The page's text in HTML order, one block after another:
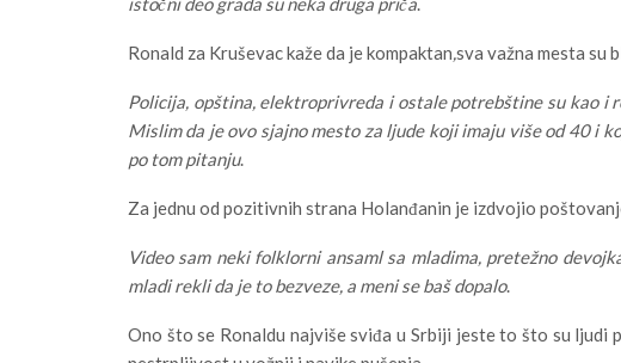
Ronald za Kruševac kaže da je kompaktan,sva važna mesta su
Policija, opština, elektroprivreda i ostale potrebštine su kao i
Mislim da je ovo sjajno mesto za ljude koji imaju više od 40 i
po tom pitanju.
Za jednu od pozitivnih strana Holanđanin je izdvojio
Video sam neki folklorni ansaml sa mladima, pretežno
mladi rekli da je to bezveze, a meni se baš dopalo.
Ono što se Ronaldu najviše sviđa u Srbiji jeste to što su